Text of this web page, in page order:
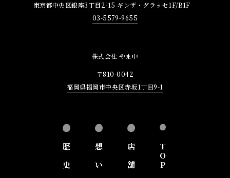
東京都中央区銀座3丁目2-15 ギンザ・グラッセ1F/B1F
03-5579-9655
株式会社 やま中
〒810-0042
福岡県福岡市中央区赤坂1丁目9-1
歴
史
想
い
店
舗
T
O
P